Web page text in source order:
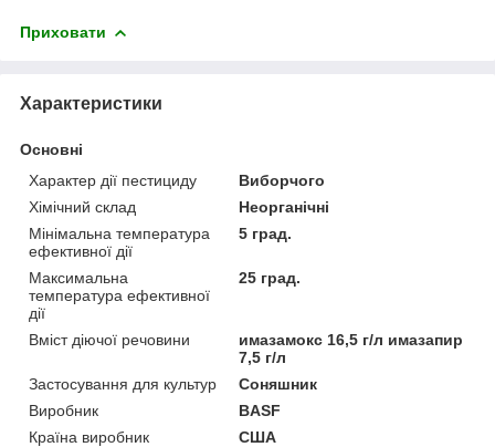
Приховати
Характеристики
Основні
Характер дії пестициду
Виборчого
Хімічний склад
Неорганічні
Мінімальна температура
ефективної дії
5 град.
Максимальна
температура ефективної
дії
25 град.
Вміст діючої речовини
имазамокс 16,5 г/л имазапир
7,5 г/л
Застосування для культур
Соняшник
Виробник
BASF
Країна виробник
США